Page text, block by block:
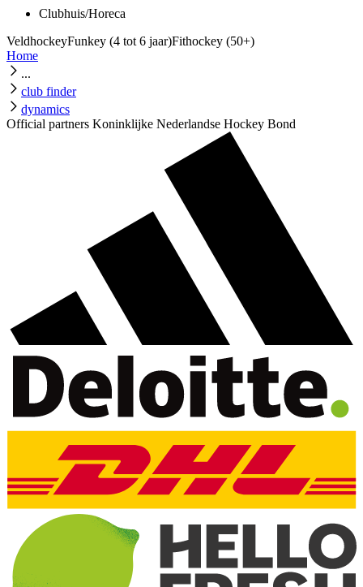
Clubhuis/Horeca
VeldhockeyFunkey (4 tot 6 jaar)Fithockey (50+)
Home
...
club finder
dynamics
Official partners Koninklijke Nederlandse Hockey Bond